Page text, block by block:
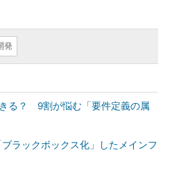
発
る？ 9割が悩む「要件定義の属
ラックボックス化」したメインフ